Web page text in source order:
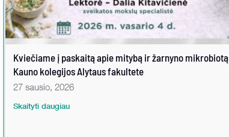
Kviečiame į paskaitą apie mitybą ir žarnyno mikrobiotą
Kauno kolegijos Alytaus fakultete
27 sausio, 2026
Skaityti daugiau